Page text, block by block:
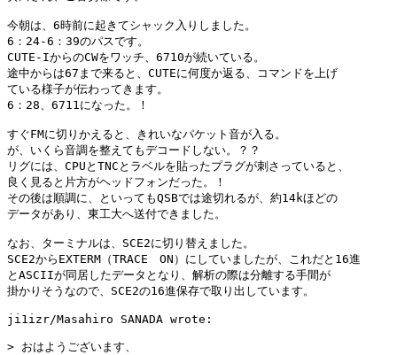
今朝は、6時前に起きてシャック入りしました。
6：24-6：39のパスです。
CUTE-IからのCWをワッチ、6710が続いている。
途中からは67まで来ると、CUTEに何度か返る、コマンドを上げ
ている様子が伝わってきます。
6：28、6711になった。！
すぐFMに切りかえると、きれいなパケット音が入る。
が、いくら音調を整えてもデコードしない。？？
リグには、CPUとTNCとラベルを貼ったプラグが刺さっていると、
良く見ると片方がヘッドフォンだった。！
その後は順調に、といってもQSBでは途切れるが、約14kほどの
データがあり、東工大へ送付できました。
なお、ターミナルは、SCE2に切り替えました。
SCE2からEXTERM（TRACE　ON）にしていましたが、これだと16進
とASCIIが同居したデータとなり、解析の際は分離する手間が
掛かりそうなので、SCE2の16進保存で取り出しています。
ji1izr/Masahiro SANADA wrote:
> おはようございます、